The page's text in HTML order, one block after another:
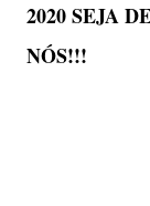
2020 SEJA
NÓS!!!